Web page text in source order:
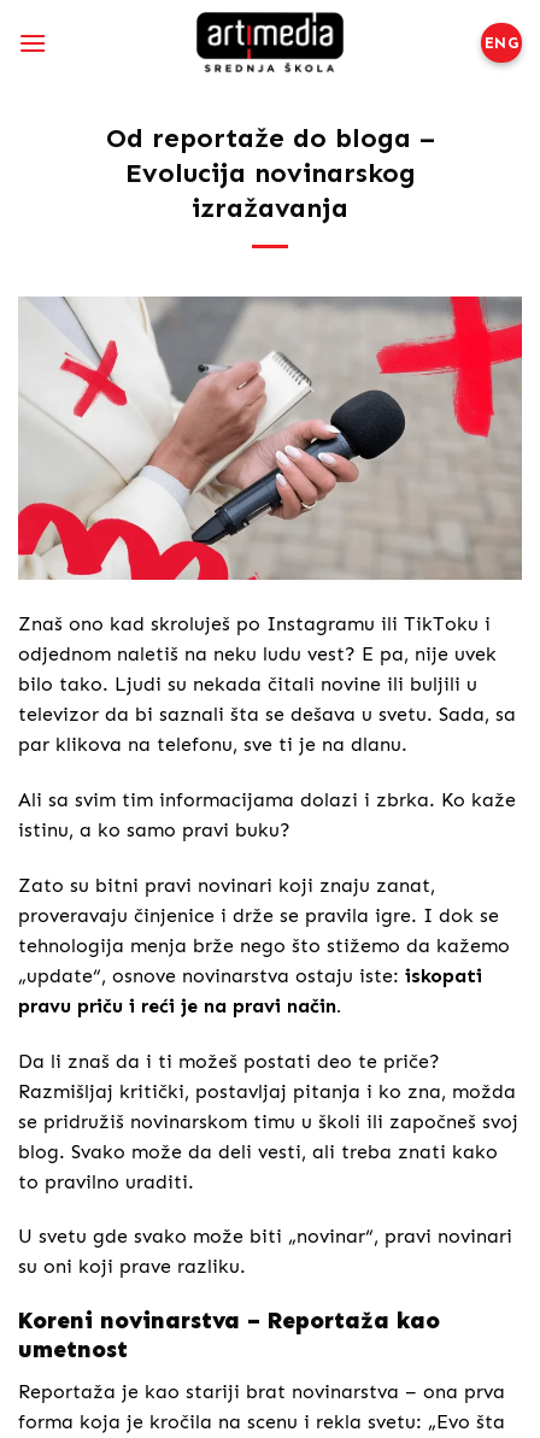
na
ENG
Od reportaže do bloga –
Evolucija novinarskog
izražavanja
Znaš ono kad skroluješ po Instagramu ili TikToku i
odjednom naletiš na neku ludu vest? E pa, nije uvek
bilo tako. Ljudi su nekada čitali novine ili buljili u
televizor da bi saznali šta se dešava u svetu. Sada, sa
par klikova na telefonu, sve ti je na dlanu.
Ali sa svim tim informacijama dolazi i zbrka. Ko kaže
istinu, a ko samo pravi buku?
Zato su bitni pravi novinari koji znaju zanat,
proveravaju činjenice i drže se pravila igre. I dok se
tehnologija menja brže nego što stižemo da kažemo
„update“, osnove novinarstva ostaju iste: iskopati
pravu priču i reći je na pravi način.
Da li znaš da i ti možeš postati deo te priče?
Razmišljaj kritički, postavljaj pitanja i ko zna, možda
se pridružiš novinarskom timu u školi ili započneš svoj
blog. Svako može da deli vesti, ali treba znati kako
to pravilno uraditi.
U svetu gde svako može biti „novinar“, pravi novinari
su oni koji prave razliku.
Koreni novinarstva – Reportaža kao
umetnost
Reportaža je kao stariji brat novinarstva – ona prva
forma koja je kročila na scenu i rekla svetu: „Evo šta